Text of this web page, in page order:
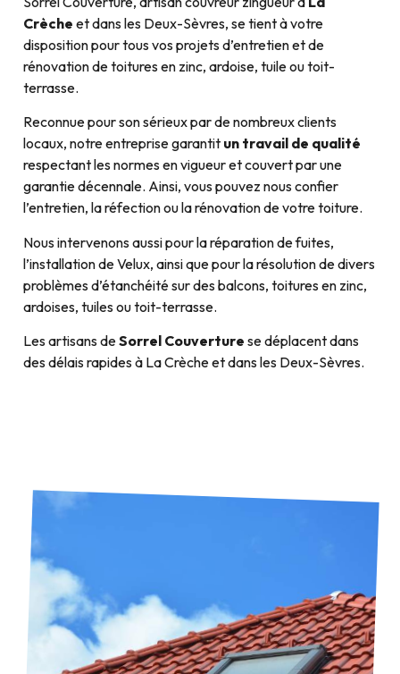
Crèche et dans les Deux-Sèvres, se tient à votre
disposition pour tous vos projets d’entretien et de
rénovation de toitures en zinc, ardoise, tuile ou toit-
terrasse.
Reconnue pour son sérieux par de nombreux clients
locaux, notre entreprise garantit un travail de qualité
respectant les normes en vigueur et couvert par une
garantie décennale. Ainsi, vous pouvez nous confier
l’entretien, la réfection ou la rénovation de votre toiture.
Nous intervenons aussi pour la réparation de fuites,
l’installation de Velux, ainsi que pour la résolution de divers
problèmes d’étanchéité sur des balcons, toitures en zinc,
ardoises, tuiles ou toit-terrasse.
Les artisans deSorrel Couverture se déplacent dans
des délais rapides à La Crèche et dans les Deux-Sèvres.